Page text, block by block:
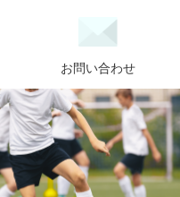
お問い合わせ